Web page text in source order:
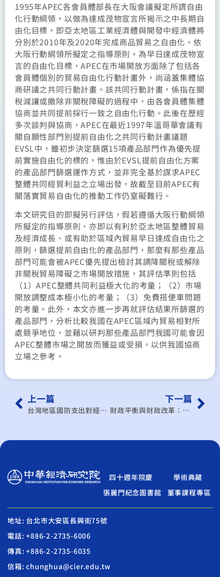
1995年APEC各會員體部長在大阪會議擬定所謂自由
化行動綱領，以做為達成茂物宣言所揭示之中長期自
由化目標，即亞太地區工業經濟體與開發中經濟體將
分別於2010年及2020年完成商品貿易之自由化。依
大阪行動綱領所擬定之指導原則，為早日達成茂物宣
言的自由化目標，APEC在市場開放方面除了包括各
會員體個別的貿易自由化行動計畫外，尚涵蓋集體協
商研議之共同行動計畫。該共同行動計畫，係指在關
稅減讓或撤除非關稅障礙的過程中，由各會員體集體
協商並共同提前採行一致之自由化行動。此後在歷經
多次談判與協商，APEC在最近1997年溫哥華會議有
關自願性部門別提前自由化之共同行動計畫議題
EVSL中，雖初步決定篩選15項產品部門作為優先提
前實施自由化的標的，惟由於EVSL提前自由化方案
的產品部門篩選運作方式，並非完全基於謀求APEC
整體共同經貿利益之立場出發，故截至目前APEC有
關落實貿易自由化的推動工作仍窒礙難行。
本文研究目的即擬另行評估，假若遵循大阪行動綱領
所擬定的指導原則，亦即以有利於亞太地區整體貿易
及經濟成長、或有助於區域內貿易早日達成自由化之
原則，篩選提前自由化的產品部門，那麼有那些產品
部門可能會被APEC優先提出檢討其調降關稅或解除
非關稅貿易障礙之市場開放措施，其評估準則包括
（1）APEC整體共同利益極大化的考量；（2）市場
開放調整成本極小化的考量；（3）免費搭便車問題
的考量。此外，本文亦進一步再就評估結果所篩選的
產品部門，分析比較我國在APEC區域內貿易相對所
處競爭地位，並藉以研判那些產品部門我國可能會因
APEC整體市場之開放而獲益或受損，以供我國協商
立場之參考。
上一篇
台灣地區國防支出對經濟成長的影響
下一篇
財政平衡與財政改革：台灣經驗的評價(精裝)
四十週年院慶
學術典藏
張麗門紀念圖書館
董事課程專區
地址: 台北市大安區長興街75號
電話: +886-2-2735-6006
傳真: +886-2-2735-6035
信箱: chunghua@cier.edu.tw